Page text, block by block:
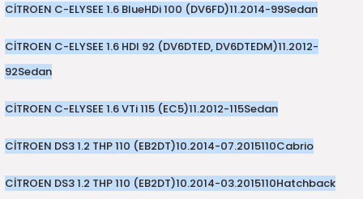
CİTROEN C-ELYSEE 1.6 BlueHDi 100 (DV6FD)11.2014-99Sedan
CİTROEN C-ELYSEE 1.6 HDI 92 (DV6DTED, DV6DTEDM)11.2012-
92Sedan
CİTROEN C-ELYSEE 1.6 VTi 115 (EC5)11.2012-115Sedan
CİTROEN DS3 1.2 THP 110 (EB2DT)10.2014-07.2015110Cabrio
CİTROEN DS3 1.2 THP 110 (EB2DT)10.2014-03.2015110Hatchback